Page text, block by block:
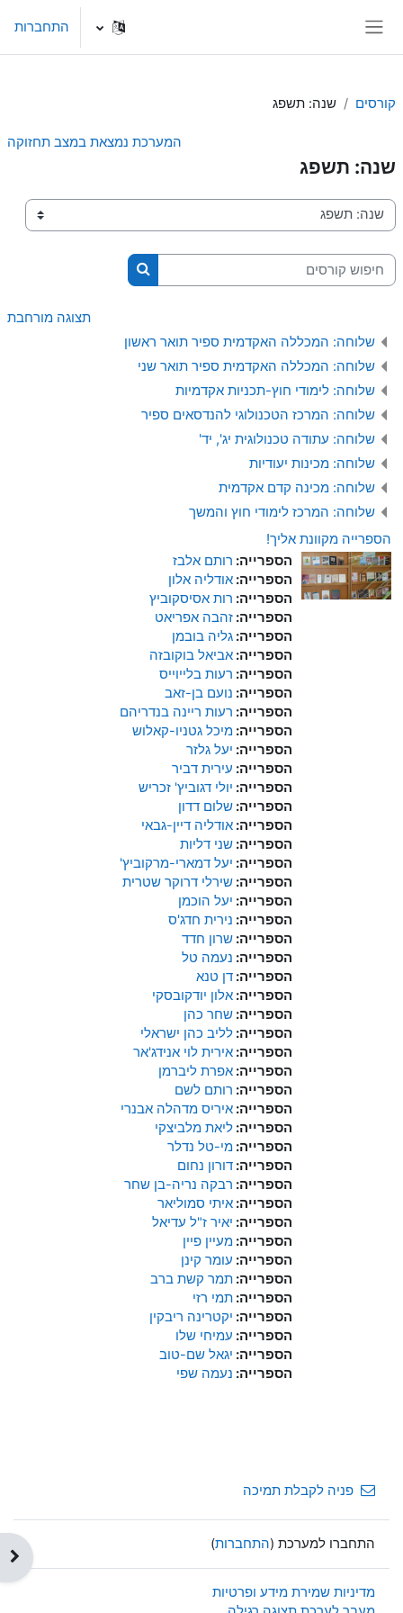
התחברות
קורסים שנה: תשפג
המערכת נמצאת במצב תחזוקה
שנה: תשפג
קטגוריות קורסים
חיפוש קורסים
חיפוש קורסים
תצוגה מורחבת
שלוחה: המכללה האקדמית ספיר תואר ראשון
שלוחה: המכללה האקדמית ספיר תואר שני
שלוחה: לימודי חוץ-תכניות אקדמיות
שלוחה: המרכז הטכנולוגי להנדסאים ספיר
שלוחה: עתודה טכנולוגית יג', יד'
שלוחה: מכינות יעודיות
שלוחה: מכינה קדם אקדמית
שלוחה: המרכז לימודי חוץ והמשך
הספרייה מקוונת אליך!
הספרייה: רותם אלבז
הספרייה: אודליה אלון
הספרייה: רות אסיסקוביץ
הספרייה: זהבה אפריאט
הספרייה: גליה בובמן
הספרייה: אביאל בוקובזה
הספרייה: רעות בלייוייס
הספרייה: נועם בן-זאב
הספרייה: רעות ריינה בנדריהם
הספרייה: מיכל גטניו-קאלוש
הספרייה: יעל גלזר
הספרייה: עירית דביר
הספרייה: יולי דגוביץ' זכריש
הספרייה: שלום דדון
הספרייה: אודליה דיין-גבאי
הספרייה: שני דליות
הספרייה: יעל דמארי-מרקוביץ'
הספרייה: שירלי דרוקר שטרית
הספרייה: יעל הוכמן
הספרייה: נירית חדג'ס
הספרייה: שרון חדד
הספרייה: נעמה טל
הספרייה: דן טנא
הספרייה: אלון יודקובסקי
הספרייה: שחר כהן
הספרייה: לליב כהן ישראלי
הספרייה: אירית לוי אנידג'אר
הספרייה: אפרת ליברמן
הספרייה: רותם לשם
הספרייה: איריס מדהלה אבנרי
הספרייה: ליאת מלביצקי
הספרייה: מי-טל נדלר
הספרייה: דורון נחום
הספרייה: רבקה נריה-בן שחר
הספרייה: איתי סמוליאר
הספרייה: יאיר ז"ל עדיאל
הספרייה: מעיין פיין
הספרייה: עומר קינן
הספרייה: תמר קשת ברב
הספרייה: תמי רזי
הספרייה: יקטרינה ריבקין
הספרייה: עמיחי שלו
הספרייה: יגאל שם-טוב
הספרייה: נעמה שפי
פניה לקבלת תמיכה
התחברו למערכת (התחברות)
מדיניות שמירת מידע ופרטיות